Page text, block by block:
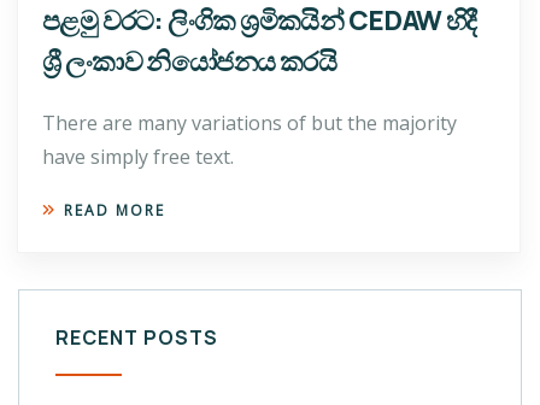
පළමු වරට: ලිංගික ශ්‍රමිකයින් CEDAW හිදී
ශ්‍රී ලංකාව නියෝජනය කරයි
There are many variations of but the majority
have simply free text.
READ MORE
RECENT POSTS